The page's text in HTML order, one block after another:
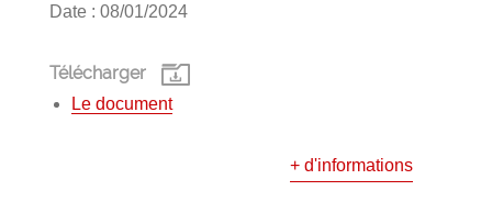
Date : 08/01/2024
Télécharger
Le document
+ d'informations